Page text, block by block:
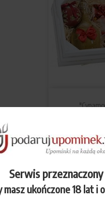
Serwis
masz ukończone 18 lat i